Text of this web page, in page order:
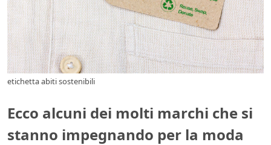
etichetta abiti sostenibili
Ecco alcuni dei molti marchi che si
stanno impegnando per la moda